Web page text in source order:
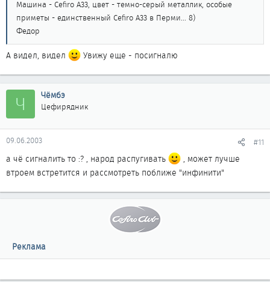
Машина - Cefiro A33, цвет - темно-серый металлик, особые
приметы - единственный Cefiro A33 в Перми... 8)
Федор
А видел, видел Увижу еще - посигналю
Ч Чёмбэ
Цефирядник
09.06.2003 #11
а чё сигналить то :? , народ распугивать
, может лучше
втроем встретится и рассмотреть поближе "инфинити"
Реклама